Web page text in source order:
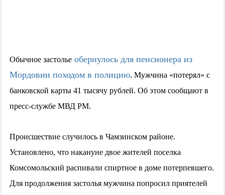
Обычное застолье обернулось для пенсионера из
Мордовии походом в полицию. Мужчина «потерял» с
банковской карты 41 тысячу рублей. Об этом сообщают в
пресс-службе МВД РМ.
Происшествие случилось в Чамзинском районе.
Установлено, что накануне двое жителей поселка
Комсомольский распивали спиртное в доме потерпевшего.
Для продолжения застолья мужчина попросил приятелей